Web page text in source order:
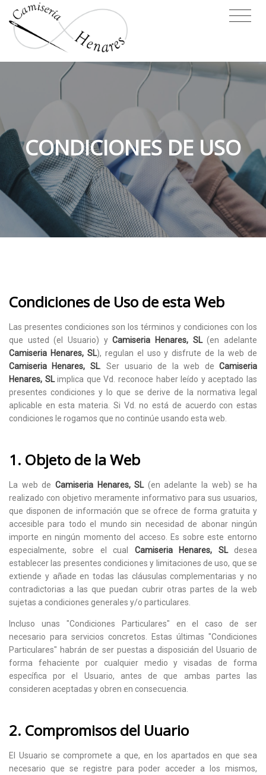
CONDICIONES DE USO
Condiciones de Uso de esta Web
Las presentes condiciones son los términos y condiciones con los
que usted (el Usuario) yCamiseria Henares, SL(en adelante
Camiseria Henares, SL), regulan el uso y disfrute de la web de
Camiseria Henares, SL. Ser usuario de la web deCamiseria
Henares, SLimplica que Vd. reconoce haber leído y aceptado las
presentes condiciones y lo que se derive de la normativa legal
aplicable en esta materia. Si Vd. no está de acuerdo con estas
condiciones le rogamos que no continúe usando esta web.
1. Objeto de la Web
La web de Camiseria Henares, SL(en adelante la web) se ha
realizado con objetivo meramente informativo para sus usuarios,
que disponen de información que se ofrece de forma gratuita y
accesible para todo el mundo sin necesidad de abonar ningún
importe en ningún momento del acceso. Es sobre este entorno
especialmente, sobre el cual Camiseria Henares, SLdesea
establecer las presentes condiciones y limitaciones de uso, que se
extiende y añade en todas las cláusulas complementarias y no
contradictorias a las que puedan cubrir otras partes de la web
sujetas a condiciones generales y/o particulares.
Incluso unas "Condiciones Particulares" en el caso de ser
necesario para servicios concretos. Estas últimas "Condiciones
Particulares" habrán de ser puestas a disposicián del Usuario de
forma fehaciente por cualquier medio y visadas de forma
específica por el Usuario, antes de que ambas partes las
consideren aceptadas y obren en consecuencia.
2. Compromisos del Uuario
El Usuario se compromete a que, en los apartados en que sea
necesario que se registre para poder acceder a los mismos,